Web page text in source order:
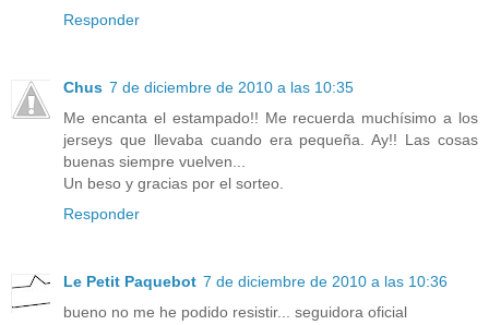
Responder
Chus 7 de diciembre de 2010 a las 10:35
Me encanta el estampado!! Me recuerda muchísimo a los
jerseys que llevaba cuando era pequeña. Ay!! Las cosas
buenas siempre vuelven...
Un beso y gracias por el sorteo.
Responder
Le Petit Paquebot 7 de diciembre de 2010 a las 10:36
bueno no me he podido resistir... seguidora oficial